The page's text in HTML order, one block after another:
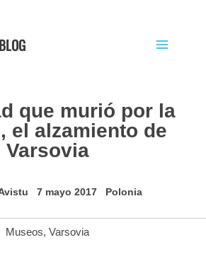
que murió por la
el alzamiento de
Varsovia
7 mayo 2017 Polonia
Museos, Varsovia